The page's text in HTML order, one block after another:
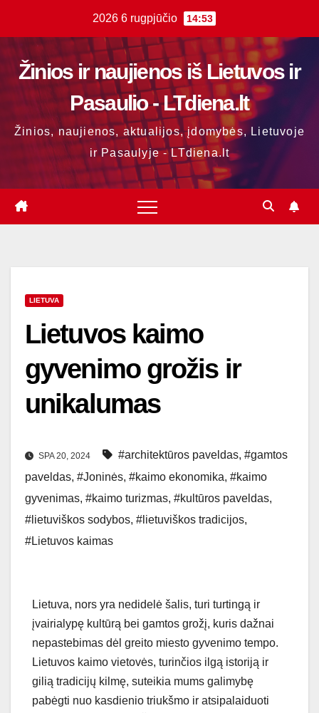
content
2026 6 rugpjūčio 14:53
Žinios ir naujienos iš Lietuvos ir
Pasaulio - LTdiena.lt
Žinios, naujienos, aktualijos, įdomybės, Lietuvoje
ir Pasaulyje - LTdiena.lt
LIETUVA
Lietuvos kaimo
gyvenimo grožis ir
unikalumas
SPA 20, 2024 #architektūros paveldas, #gamtos
paveldas, #Joninės, #kaimo ekonomika, #kaimo
gyvenimas, #kaimo turizmas, #kultūros paveldas,
#lietuviškos sodybos, #lietuviškos tradicijos,
#Lietuvos kaimas
Lietuva, nors yra nedidelė šalis, turi turtingą ir
įvairialypę kultūrą bei gamtos grožį, kuris dažnai
nepastebimas dėl greito miesto gyvenimo tempo.
Lietuvos kaimo vietovės, turinčios ilgą istoriją ir
gilią tradicijų kilmę, suteikia mums galimybę
pabėgti nuo kasdienio triukšmo ir atsipalaiduoti